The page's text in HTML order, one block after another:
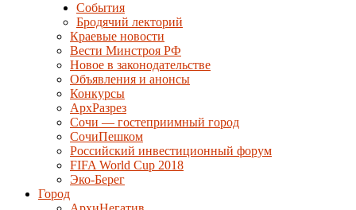
События
Бродячий лекторий
Краевые новости
Вести Минстроя РФ
Новое в законодательстве
Объявления и анонсы
Конкурсы
АрхРазрез
Сочи — гостеприимный город
СочиПешком
Российский инвестиционный форум
FIFA World Cup 2018
Эко-Берег
Город